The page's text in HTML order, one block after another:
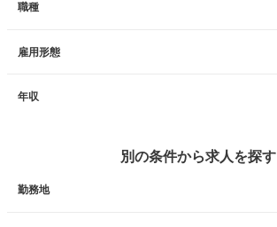
職種
雇用形態
年収
別の条件から求人を探す
勤務地